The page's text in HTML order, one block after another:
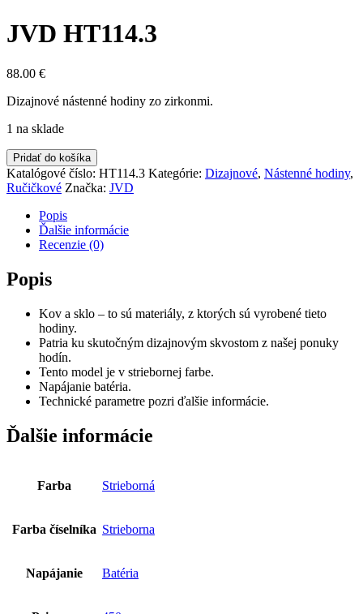
JVD HT114.3
88.00 €
Dizajnové nástenné hodiny zo zirkonmi.
1 na sklade
Pridať do košíka
Katalógové číslo: HT114.3 Kategórie: Dizajnové, Nástenné hodiny,
Ručičkové Značka: JVD
Popis
Ďalšie informácie
Recenzie (0)
Popis
Kov a sklo – to sú materiály, z ktorých sú vyrobené tieto
hodiny.
Patria ku skutočným dizajnovým skvostom z našej ponuky
hodín.
Tento model je v striebornej farbe.
Napájanie batéria.
Technické parametre pozri ďalšie informácie.
Ďalšie informácie
Farba Strieborná
Farba číselníka Strieborna
Napájanie Batéria